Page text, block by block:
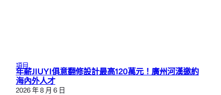
項目
年薪JIUYI俱意翻修設計最高120萬元！廣州河漢邀約
海內外人才
2026 年 8 月 6 日